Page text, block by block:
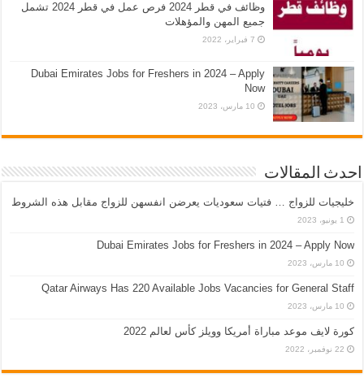
وظائف في قطر 2024 فرص عمل في قطر 2024 تشمل
جميع المهن والمؤهلات
7 فبراير، 2022
Dubai Emirates Jobs for Freshers in 2024 – Apply
Now
10 مارس، 2023
احدث المقالات
خليجيات للزواج … فتيات سعوديات يعرضن انفسهن للزواج مقابل هذه الشروط
1 يونيو، 2023
Dubai Emirates Jobs for Freshers in 2024 – Apply Now
10 مارس، 2023
Qatar Airways Has 220 Available Jobs Vacancies for General Staff
10 مارس، 2023
كورة لايف موعد مباراة أمريكا وويلز كأس لعالم 2022
22 نوفمبر، 2022